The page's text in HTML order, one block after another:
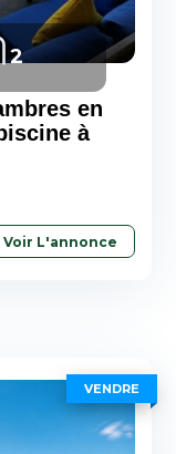
en
à
Voir L'annonce
2
VENDRE